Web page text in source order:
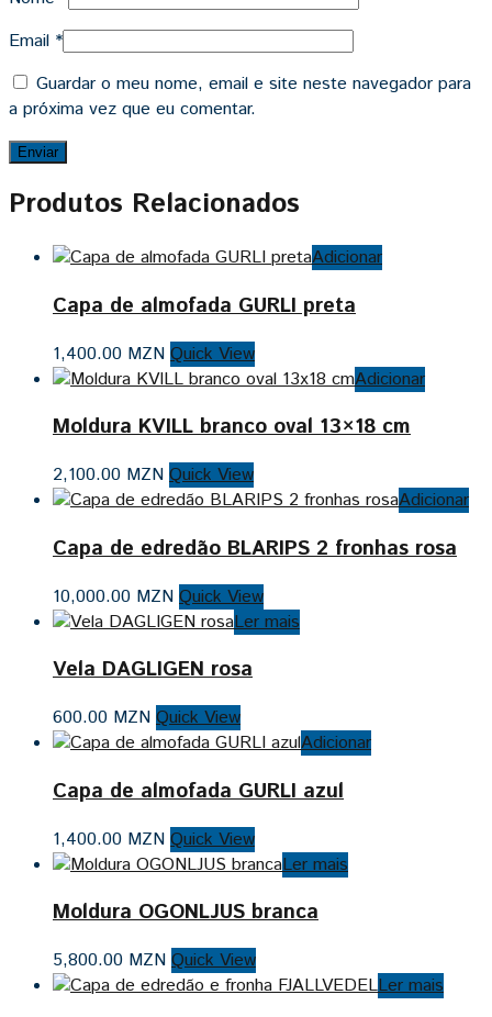
Email *
Guardar o meu nome, email e site neste navegador para
a próxima vez que eu comentar.
Produtos Relacionados
Adicionar
Capa de almofada GURLI preta
1,400.00 MZN Quick View
Adicionar
Moldura KVILL branco oval 13×18 cm
2,100.00 MZN Quick View
Adicionar
Capa de edredão BLARIPS 2 fronhas rosa
10,000.00 MZN Quick View
Ler mais
Vela DAGLIGEN rosa
600.00 MZN Quick View
Adicionar
Capa de almofada GURLI azul
1,400.00 MZN Quick View
Ler mais
Moldura OGONLJUS branca
5,800.00 MZN Quick View
Ler mais